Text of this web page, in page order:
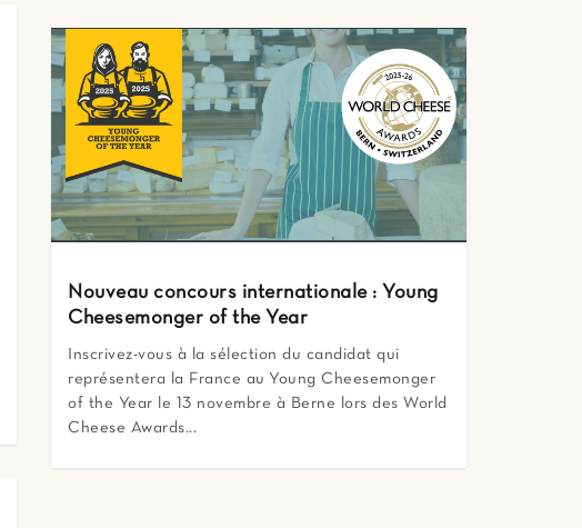
Nouveau concours internationale : Young
Cheesemonger of the Year
Inscrivez-vous à la sélection du candidat qui
représentera la France au Young Cheesemonger
of the Year le 13 novembre à Berne lors des World
Cheese Awards...